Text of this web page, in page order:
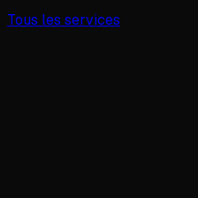
Tous les services